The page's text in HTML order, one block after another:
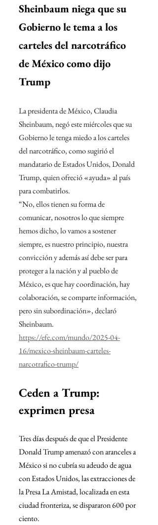
Sheinbaum niega que su
Gobierno le tema a los
carteles del narcotráfico
de México como dijo
Trump
La presidenta de México, Claudia
Sheinbaum, negó este miércoles que su
Gobierno le tenga miedo a los carteles
del narcotráfico, como sugirió el
mandatario de Estados Unidos, Donald
Trump, quien ofreció «ayuda» al país
para combatirlos.
“No, ellos tienen su forma de
comunicar, nosotros lo que siempre
hemos dicho, lo vamos a sostener
siempre, es nuestro principio, nuestra
convicción y además así debe ser para
proteger a la nación y al pueblo de
México, es que hay coordinación, hay
colaboración, se comparte información,
pero sin subordinación», declaró
Sheinbaum.
https://efe.com/mundo/2025-04-
16/mexico-sheinbaum-carteles-
narcotrafico-trump/
Ceden a Trump:
exprimen presa
Tres días después de que el Presidente
Donald Trump amenazó con aranceles a
México si no cubría su adeudo de agua
con Estados Unidos, las extracciones de
la Presa La Amistad, localizada en esta
ciudad fronteriza, se dispararon 600 por
ciento.